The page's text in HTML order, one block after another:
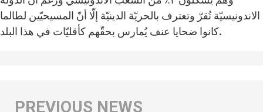
الاندونيسيّة تُقرّ وتعترف بالحريّة الدينيّة إلّا أنّ المسيحيّين لطالما
كانوا ضحايا عنف يُمارس بحقّهم كأقليّات في هذا البلد.